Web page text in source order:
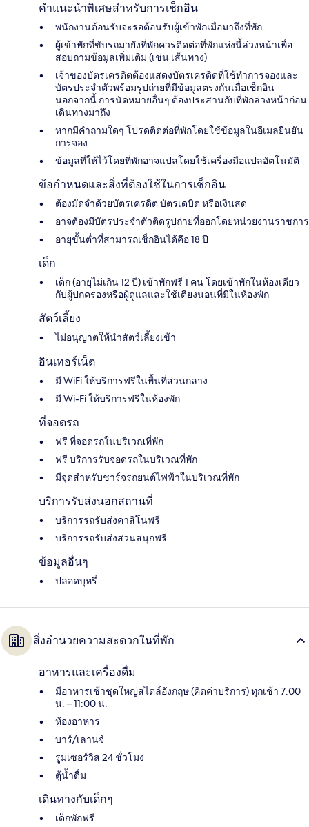
คำแนะนำพิเศษสำหรับการเช็กอิน
พนักงานต้อนรับจะรอต้อนรับผู้เข้าพักเมื่อมาถึงที่พัก
ผู้เข้าพักที่ขับรถมายังที่พักควรติดต่อที่พักแห่งนี้ล่วงหน้าเพื่อ
สอบถามข้อมูลเพิ่มเติม (เช่น เส้นทาง)
เจ้าของบัตรเครดิตต้องแสดงบัตรเครดิตที่ใช้ทำกา​รจองและ
บัตรประจำตัวพร้อมรูปถ่ายที่มีข้อมูลตรงกันเมื่อเช็กอิ​น
นอกจากนี้ การนัดหมายอื่นๆ ต้องประสานกับที่พักล่วงหน้าก่อน
เดินทางมาถึง
หากมีคำถามใดๆ โปรดติดต่อที่พักโดยใช้ข้อมูลในอีเมลยืนยัน
การจอง
ข้อมูลที่ให้ไว้โดยที่พักอาจแปลโดยใช้เครื่องมือแปลอัตโนมัติ
ข้อกำหนดและสิ่งที่ต้องใช้ในการเช็กอิน
ต้องมัดจำด้วยบัตรเครดิต บัตรเดบิต หรือเงินสด
อาจต้องมีบัตรประจำตัวติดรูปถ่ายที่ออกโดยหน่วยงานราชการ
อายุขั้นต่ำที่สามารถเช็กอินได้คือ 18 ปี
เด็ก
เด็ก (อายุไม่เกิน 12 ปี) เข้าพักฟรี 1 คน โดยเข้าพักในห้องเดียว
กับผู้ปกครองหรือผู้ดูแลและใช้เตียงนอนที่มีในห้องพัก
สัตว์เลี้ยง
ไม่อนุญาตให้นำสัตว์เลี้ยงเข้า
อินเทอร์เน็ต
มี WiFi ให้บริการฟรีในพื้นที่ส่วนกลาง
มี Wi-Fi ให้บริการฟรีในห้องพัก
ที่จอดรถ
ฟรี ที่จอดรถในบริเวณที่พัก
ฟรี บริการรับจอดรถในบริเวณที่พัก
มีจุดสำหรับชาร์จรถยนต์ไฟฟ้าในบริเวณที่พัก
บริการรับส่งนอกสถานที่
บริการรถรับส่งคาสิโนฟรี
บริการรถรับส่งสวนสนุกฟรี
ข้อมูลอื่นๆ
ปลอดบุหรี่
สิ่งอำนวยความสะดวกในที่พัก
อาหารและเครื่องดื่ม
มีอาหารเช้าชุดใหญ่สไตล์อังกฤษ (คิดค่าบริการ) ทุกเช้า 7:00
น. – 11:00 น.
ห้องอาหาร
บาร์/เลานจ์
รูมเซอร์วิส 24 ชั่วโมง
ตู้น้ำดื่ม
เดินทางกับเด็กๆ
เด็กพักฟรี